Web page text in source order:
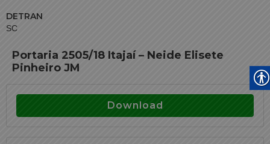
DETRAN
SC
Portaria 2505/18 Itajaí – Neide Elisete
Pinheiro JM
Download